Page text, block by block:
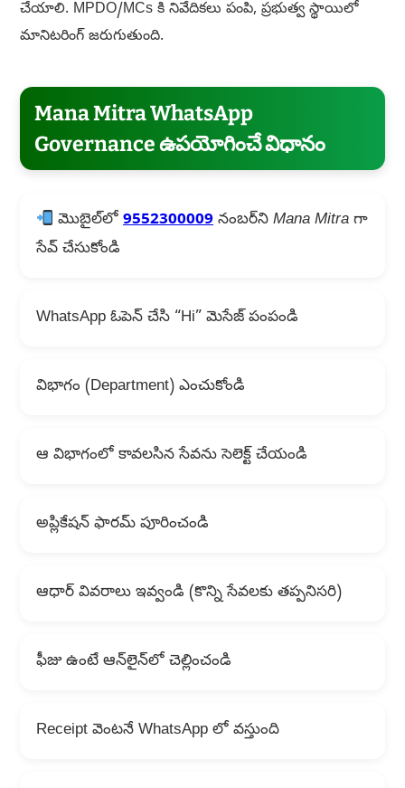
చేయాలి. MPDO/MCs కి నివేదికలు పంపి, ప్రభుత్వ స్థాయిలో
మానిటరింగ్ జరుగుతుంది.
Mana Mitra WhatsApp
Governance ఉపయోగించే విధానం
మొబైల్‌లో 9552300009నంబర్‌ని Mana Mitraగా
సేవ్ చేసుకోండి
WhatsApp ఓపెన్ చేసి “Hi” మెసేజ్ పంపండి
విభాగం (Department) ఎంచుకోండి
ఆ విభాగంలో కావలసిన సేవను సెలెక్ట్ చేయండి
అప్లికేషన్ ఫారమ్ పూరించండి
ఆధార్ వివరాలు ఇవ్వండి (కొన్ని సేవలకు తప్పనిసరి)
ఫీజు ఉంటే ఆన్‌లైన్‌లో చెల్లించండి
Receipt వెంటనే WhatsApp లో వస్తుంది